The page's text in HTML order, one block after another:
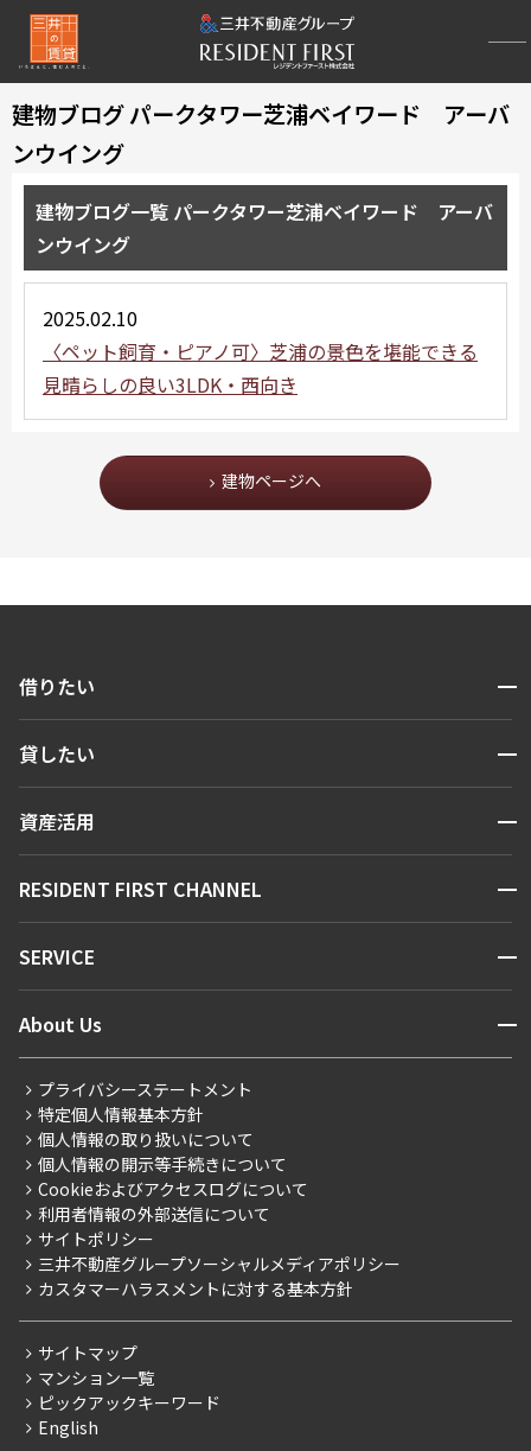
建物ブログ パークタワー芝浦ベイワード アーバ
ンウイング
建物ブログ一覧 パークタワー芝浦ベイワード アーバ
ンウイング
2025.02.10
〈ペット飼育・ピアノ可〉芝浦の景色を堪能できる
見晴らしの良い3LDK・西向き
建物ページへ
借りたい 開閉
人気エリアから探す
新着情報から探す
新着募集情報
こだわりから探す
こだわり一覧
プレミアムマンション
新築
当社限定（港区・渋谷区）
当社限定（港区・渋谷区以外）
三井不動産企画
賃料改定
フリーレント
ペット可
貸したい 開閉
お問い合わせ
資産活用 開閉
お問い合わせ
RESIDENT FIRST CHANNEL 開閉
マンションレポート
住まいのコラム
SERVICE 開閉
会員ページ
ご入居・提携サービス
お部屋探しからご契約まで
よくあるご質問
社宅紹介
【仲介会社様向け】当社仲介事業部取り扱い物件入居申込
About Us 開閉
会社情報
事業案内
採用情報
ニュースリリース
お問い合わせ
プライバシーステートメント
特定個人情報基本方針
個人情報の取り扱いについて
個人情報の開示等手続きについて
Cookieおよびアクセスログについて
利用者情報の外部送信について
サイトポリシー
三井不動産グループソーシャルメディアポリシー
カスタマーハラスメントに対する基本方針
サイトマップ
マンション一覧
ピックアックキーワード
English